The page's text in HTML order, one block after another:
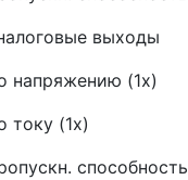
выходы
напряжению (1х)
току (1х)
способность